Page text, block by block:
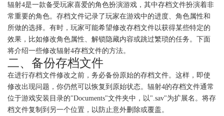
辐射4是一款备受玩家喜爱的角色扮演游戏，其中存档文件扮演着非
常重要的角色。存档文件记录了玩家在游戏中的进度、角色属性和
所做的选择。有时，玩家可能希望修改存档文件以获得某些特定的
效果，比如修改角色属性、解锁隐藏内容或跳过繁琐的任务。下面
将介绍一些修改辐射4存档文件的方法。
二、备份存档文件
在进行存档文件修改之前，务必备份原始的存档文件。这样，即使
修改出现问题，你仍然可以恢复到原始状态。辐射4的存档文件通常
位于游戏安装目录的"Documents"文件夹中，以".sav"为扩展名。将存
档文件复制到另一个位置，以防止意外删除或覆盖。